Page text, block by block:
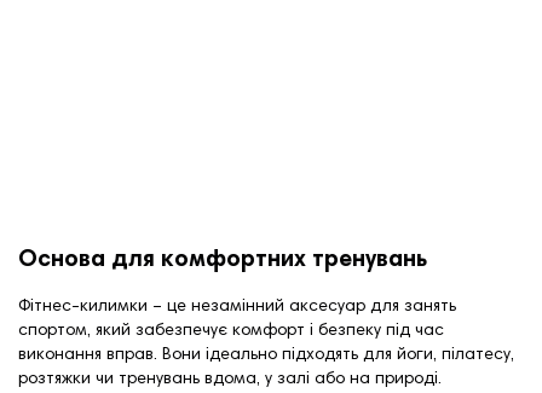
Основа для комфортних тренувань
Фітнес-килимки – це незамінний аксесуар для занять
спортом, який забезпечує комфорт і безпеку під час
виконання вправ. Вони ідеально підходять для йоги, пілатесу,
розтяжки чи тренувань вдома, у залі або на природі.